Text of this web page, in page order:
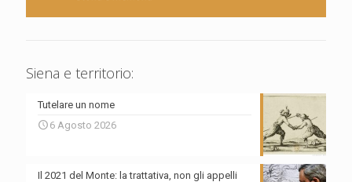
Siena e territorio:
Tutelare un nome
6 Agosto 2026
Il 2021 del Monte: la trattativa, non gli appelli